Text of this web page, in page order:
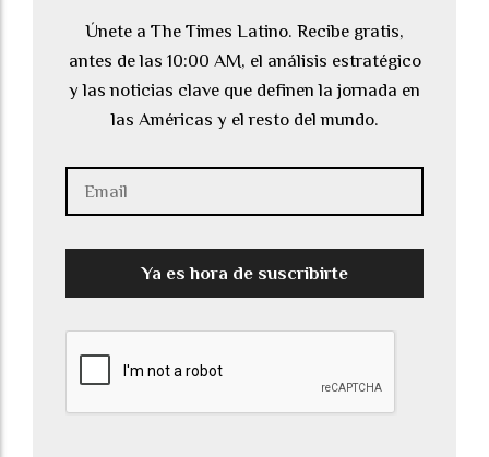
Únete a The Times Latino. Recibe gratis,
antes de las 10:00 AM, el análisis estratégico
y las noticias clave que definen la jornada en
las Américas y el resto del mundo.
Ya es hora de suscribirte